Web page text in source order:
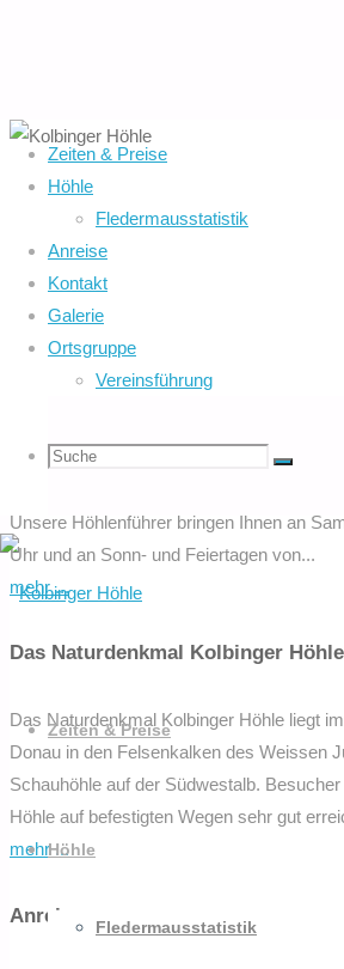
Zeiten & Preise
Höhle
Fledermausstatistik
Anreise
Kontakt
Galerie
Ortsgruppe
Vereinsführung
Suche
Suchen
Suche
Inhalt
springen
Zeiten & Preise
Höhle
Fledermausstatistik
Kolbinger Höhle
das Ausflugsziel auf der Südwestalb für
Wanderer - Radfahrer
Öffnungszeiten und Eintrittspreise
Zeiten Die Kolbinger Höhle ist von
Unsere Höhlenführer bringen Ihnen an
Uhr und an Sonn- und Feiertagen von...
mehr ..."Öffnungszeiten
Eintrittspreise
Höhle"
Das Naturdenkmal Kolbinger Höhle
Das Naturdenkmal Kolbinger Höhle liegt
Donau in den Felsenkalken des Weissen
Schauhöhle auf der Südwestalb.
Höhle auf befestigten Wegen sehr gut
mehr ..."Das
Anreise